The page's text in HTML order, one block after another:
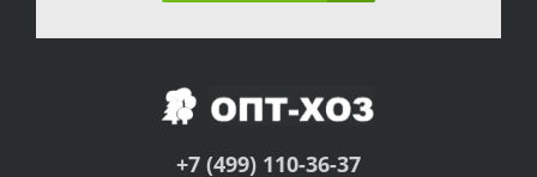
+7 (499) 110-36-37